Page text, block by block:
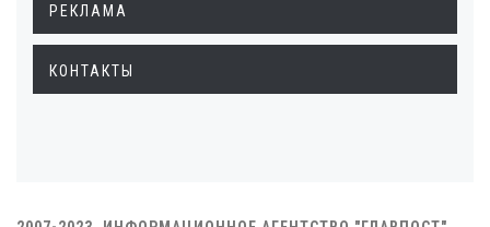
РЕКЛАМА
КОНТАКТЫ